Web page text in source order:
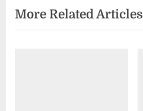
覽
i
o
x
t
More Related Articles